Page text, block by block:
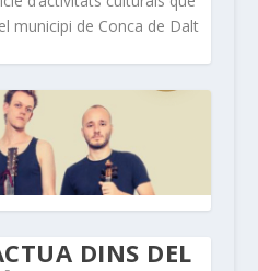
municipi de Conca de Dalt
DINS DEL